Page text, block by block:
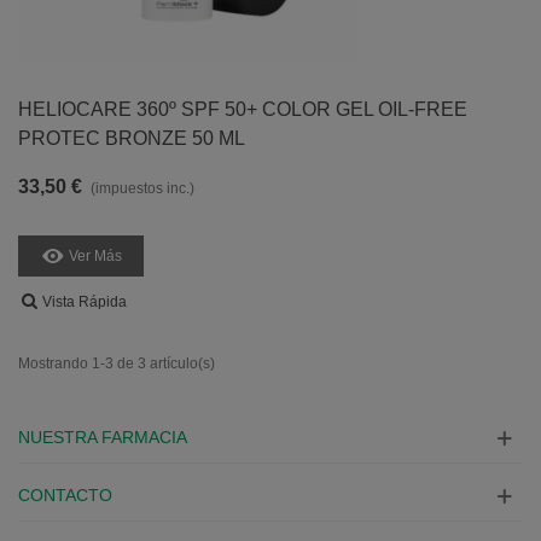
HELIOCARE 360º SPF 50+ COLOR GEL OIL-FREE
PROTEC BRONZE 50 ML
33,50 € (impuestos inc.)
Ver Más
Vista Rápida
Mostrando 1-3 de 3 artículo(s)
NUESTRA FARMACIA
CONTACTO